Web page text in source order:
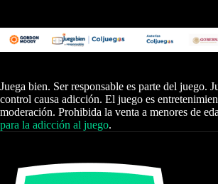
Juega bien. Ser responsable es parte del juego.
control causa adicción. El juego es
moderación. Prohibida la venta a menores de
para la adicción al juego.